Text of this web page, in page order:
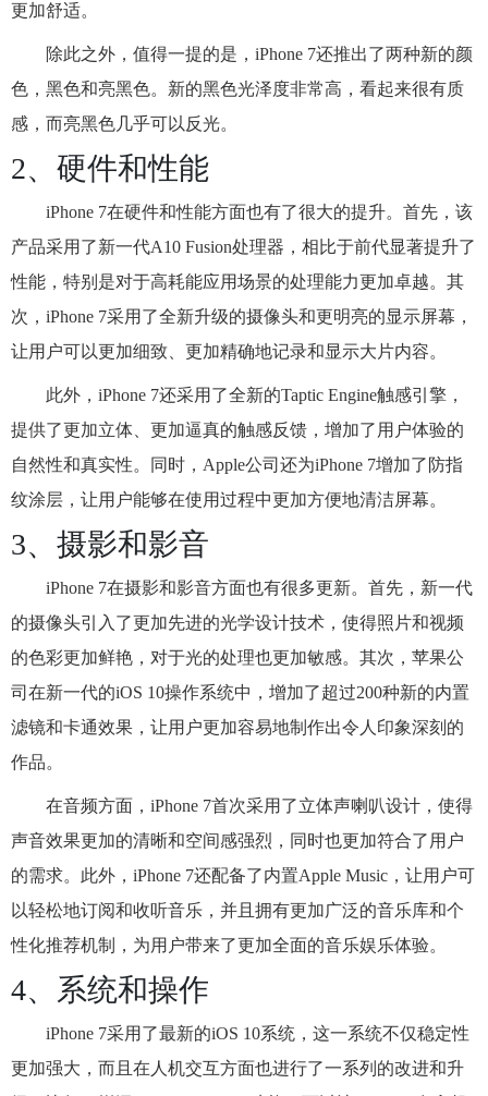
更加舒适。
除此之外，值得一提的是，iPhone 7还推出了两种新的颜
色，黑色和亮黑色。新的黑色光泽度非常高，看起来很有质
感，而亮黑色几乎可以反光。
2、硬件和性能
iPhone 7在硬件和性能方面也有了很大的提升。首先，该
产品采用了新一代A10 Fusion处理器，相比于前代显著提升了
性能，特别是对于高耗能应用场景的处理能力更加卓越。其
次，iPhone 7采用了全新升级的摄像头和更明亮的显示屏幕，
让用户可以更加细致、更加精确地记录和显示大片内容。
此外，iPhone 7还采用了全新的Taptic Engine触感引擎，
提供了更加立体、更加逼真的触感反馈，增加了用户体验的
自然性和真实性。同时，Apple公司还为iPhone 7增加了防指
纹涂层，让用户能够在使用过程中更加方便地清洁屏幕。
3、摄影和影音
iPhone 7在摄影和影音方面也有很多更新。首先，新一代
的摄像头引入了更加先进的光学设计技术，使得照片和视频
的色彩更加鲜艳，对于光的处理也更加敏感。其次，苹果公
司在新一代的iOS 10操作系统中，增加了超过200种新的内置
滤镜和卡通效果，让用户更加容易地制作出令人印象深刻的
作品。
在音频方面，iPhone 7首次采用了立体声喇叭设计，使得
声音效果更加的清晰和空间感强烈，同时也更加符合了用户
的需求。此外，iPhone 7还配备了内置Apple Music，让用户可
以轻松地订阅和收听音乐，并且拥有更加广泛的音乐库和个
性化推荐机制，为用户带来了更加全面的音乐娱乐体验。
4、系统和操作
iPhone 7采用了最新的iOS 10系统，这一系统不仅稳定性
更加强大，而且在人机交互方面也进行了一系列的改进和升